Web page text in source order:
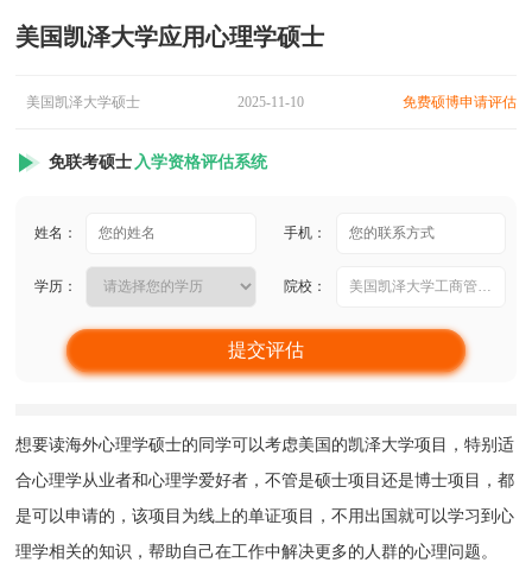
美国凯泽大学应用心理学硕士
美国凯泽大学硕士 2025-11-10 免费硕博申请评估
免联考硕士 入学资格评估系统
姓名： 手机：
学历： 院校：
想要读海外心理学硕士的同学可以考虑美国的凯泽大学项目，特别适
合心理学从业者和心理学爱好者，不管是硕士项目还是博士项目，都
是可以申请的，该项目为线上的单证项目，不用出国就可以学习到心
理学相关的知识，帮助自己在工作中解决更多的人群的心理问题。